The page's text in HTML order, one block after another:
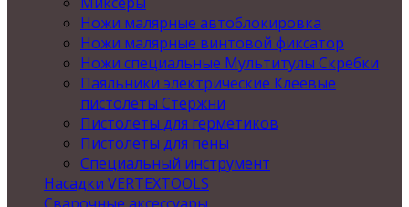
Ножи малярные автоблокировка
Ножи малярные винтовой фиксатор
Ножи специальные Мультитулы Скребки
Паяльники электрические Клеевые
пистолеты Стержни
Пистолеты для герметиков
Пистолеты для пены
Специальный инструмент
Насадки VERTEXTOOLS